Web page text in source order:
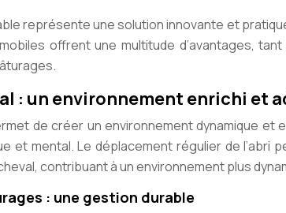
représente une solution innovante et
offrent une multitude d’avantages,
: un environnement enrichi et
de créer un environnement dynamique et
et mental. Le déplacement régulier de l’abri
contribuant à un environnement plus
: une gestion durable